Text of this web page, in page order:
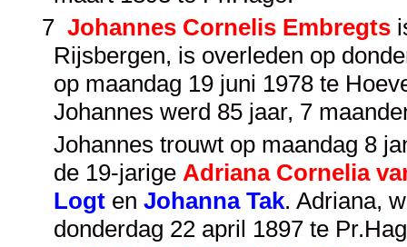
7 Johannes Cornelis Embregts
Rijsbergen, is overleden op
op maandag 19 juni 1978 te
Johannes werd 85 jaar, 7
Johannes trouwt op maandag 8
de 19-jarigeAdriana Cornelia
Logt enJohanna Tak. Adriana,
donderdag 22 april 1897 te